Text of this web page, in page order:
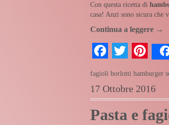
Con questa ricetta di
casa! Anzi sono sicura che
Continua a leggere →
Facebook
fagioli borlotti hamburger
17 Ottobre 2016
Pasta e